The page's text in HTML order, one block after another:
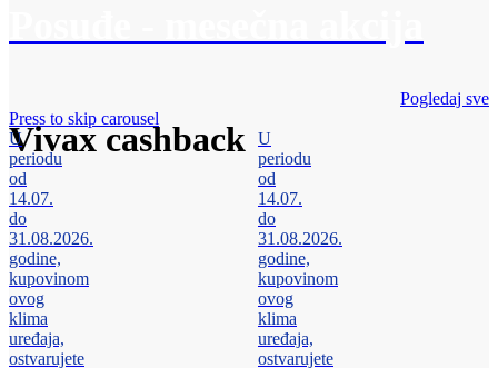
Vivax cashback
Pogledaj sve
Press to skip carousel
U
periodu
od
14.07.
do
31.08.2026.
godine,
kupovinom
ovog
klima
uređaja,
ostvarujete
U
periodu
od
14.07.
do
31.08.2026.
godine,
kupovinom
ovog
klima
uređaja,
ostvarujete